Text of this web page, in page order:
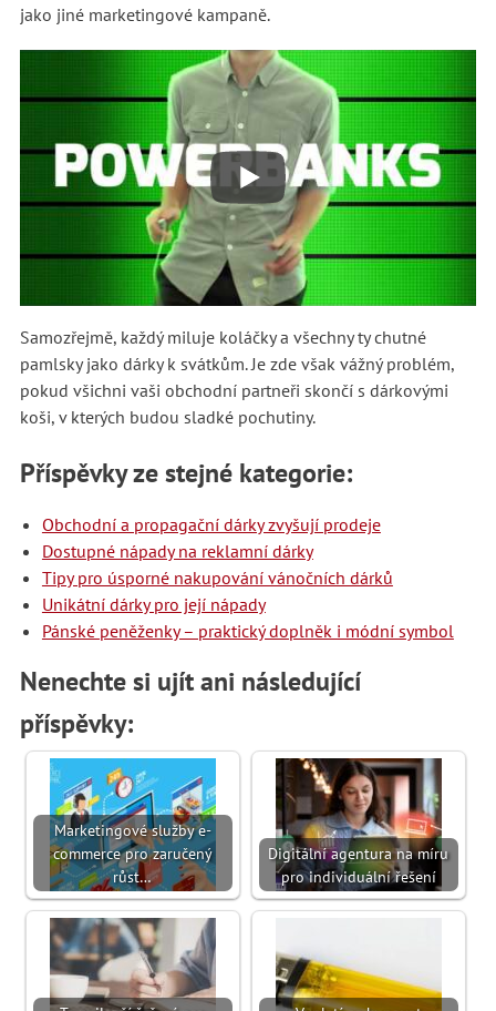
jako jiné marketingové kampaně.
Samozřejmě, každý miluje koláčky a všechny ty chutné
pamlsky jako dárky k svátkům. Je zde však vážný problém,
pokud všichni vaši obchodní partneři skončí s dárkovými
koši, v kterých budou sladké pochutiny.
Příspěvky ze stejné kategorie:
Obchodní a propagační dárky zvyšují prodeje
Dostupné nápady na reklamní dárky
Tipy pro úsporné nakupování vánočních dárků
Unikátní dárky pro její nápady
Pánské peněženky – praktický doplněk i módní symbol
Nenechte si ujít ani následující
příspěvky:
Marketingové služby e-
commerce pro zaručený
růst…
Digitální agentura na míru
pro individuální řešení